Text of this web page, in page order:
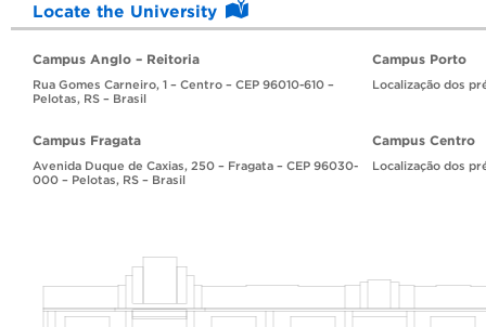
Locate the University
Campus Anglo – Reitoria
Rua Gomes Carneiro, 1 – Centro – CEP 96010-610 –
Pelotas, RS – Brasil
Campus Porto
Localização dos
Campus Fragata
Avenida Duque de Caxias, 250 – Fragata – CEP 96030-
000 – Pelotas, RS – Brasil
Campus Centro
Localização dos